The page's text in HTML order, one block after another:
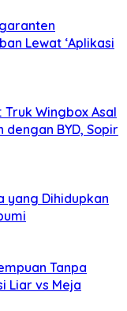
Lewat ‘Aplikasi
Truk Wingbox Asal
dengan BYD, Sopir
yang Dihidupkan
Tanpa
Liar vs Meja